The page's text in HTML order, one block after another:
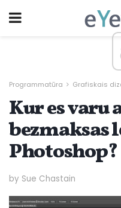
Programmatūra Grafiskais
Kur es varu
bezmaksas
Photoshop?
by Sue Chastain